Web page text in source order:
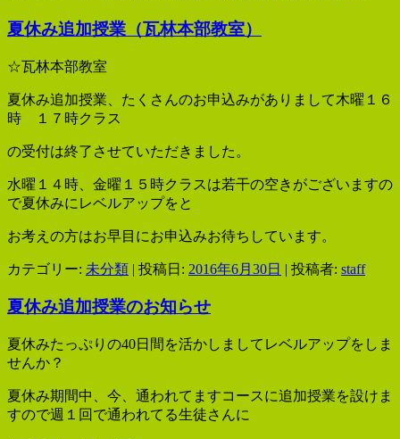
夏休み追加授業（瓦林本部教室）
☆瓦林本部教室
夏休み追加授業、たくさんのお申込みがありまして木曜１６
時 １７時クラス
の受付は終了させていただきました。
水曜１４時、金曜１５時クラスは若干の空きがございますの
で夏休みにレベルアップをと
お考えの方はお早目にお申込みお待ちしています。
カテゴリー: 未分類 | 投稿日: 2016年6月30日 | 投稿者: staff
夏休み追加授業のお知らせ
夏休みたっぷりの40日間を活かしましてレベルアップをしま
せんか？
夏休み期間中、今、通われてますコースに追加授業を設けま
すので週１回で通われてる生徒さんに